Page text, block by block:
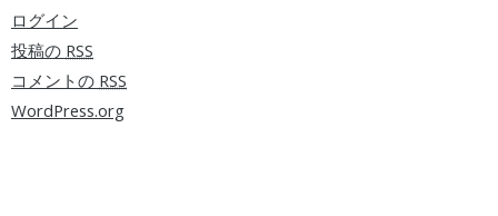
ログイン
投稿の RSS
コメントの RSS
WordPress.org